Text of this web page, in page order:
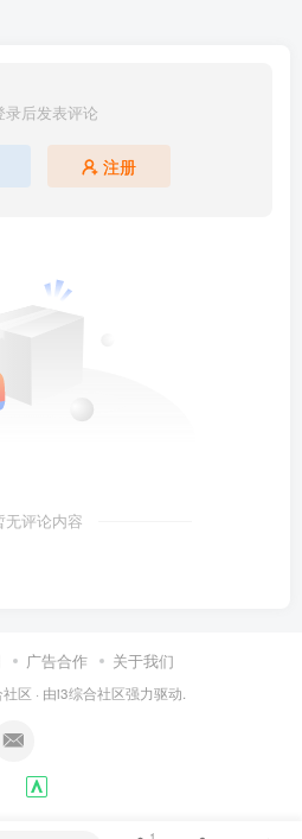
录后发表评论
注册
无评论内容
广告合作 关于我们
区 · 由i3综合社区强力驱动.